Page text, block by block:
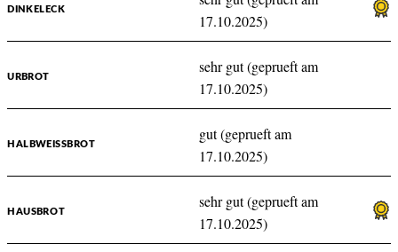
DINKELECK
17.10.2025)
URBROT
sehr gut (geprueft am
17.10.2025)
HALBWEISSBROT
gut (geprueft am
17.10.2025)
HAUSBROT
sehr gut (geprueft am
17.10.2025)